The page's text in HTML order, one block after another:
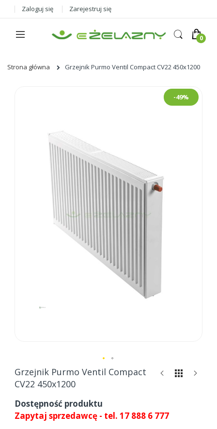
Zaloguj się Zarejestruj się
Strona główna Grzejnik Purmo Ventil Compact CV22 450x1200
-49%
Skip
to
beginning
of
the
Grzejnik Purmo Ventil Compact
CV22 450x1200
Dostępność produktu
Zapytaj sprzedawcę - tel. 17 888 6 777